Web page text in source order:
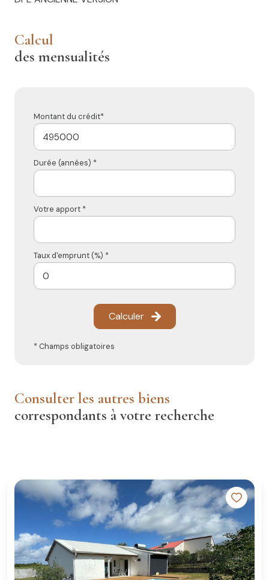
calcul
des mensualités
Montant du crédit*
Durée (années) *
Votre apport *
Taux d'emprunt (%) *
Calculer
* Champs obligatoires
consulter les autres biens
correspondants à votre recherche